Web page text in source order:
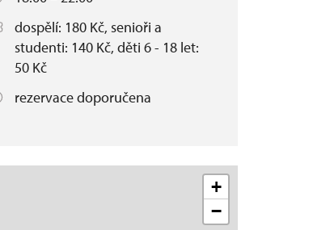
dospělí: 180 Kč, senioři a
studenti: 140 Kč, děti 6 - 18 let:
50 Kč
rezervace doporučena
+
−